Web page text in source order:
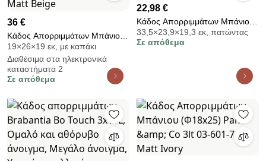
36 €
Κάδος Απορριμμάτων Μπάνιου
(Φ18x25) Pam &amp; Co 3lt 03-
601-103 Matt Beige
19×26×19 εκ, με καπάκι
Διαθέσιμα στα ηλεκτρονικά
καταστήματα 2
Σε απόθεμα
22,98 €
Κάδος Απορριμμάτων Μπάνιου
(23.9x19.3x33.5) Songmics 8lt
LTB591W0802
33,5×23,9×19,3 εκ, πατώντας
Σε απόθεμα